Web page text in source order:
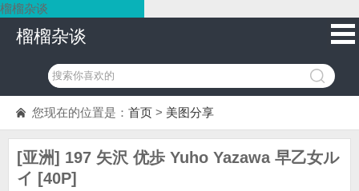
榴榴杂谈
榴榴杂谈
您现在的位置是： 首页 > 美图分享
[亚洲] 197 矢沢 优歩 Yuho Yazawa 早乙女ル
イ [40P]